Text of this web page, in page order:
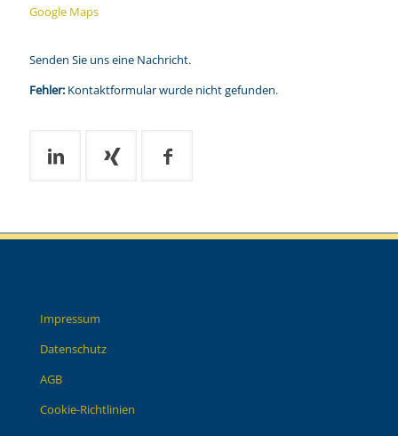
Google Maps
Senden Sie uns eine Nachricht.
Fehler: Kontaktformular wurde nicht gefunden.
Impressum
Datenschutz
AGB
Cookie-Richtlinien